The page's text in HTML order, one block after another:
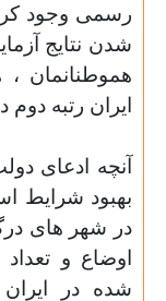
رسمی وجود
هموطنانمان
ایران رتبه
آنچه ادعای
بهبود شرایط
در شهر های
اوضاع و تعداد
شده در ایران